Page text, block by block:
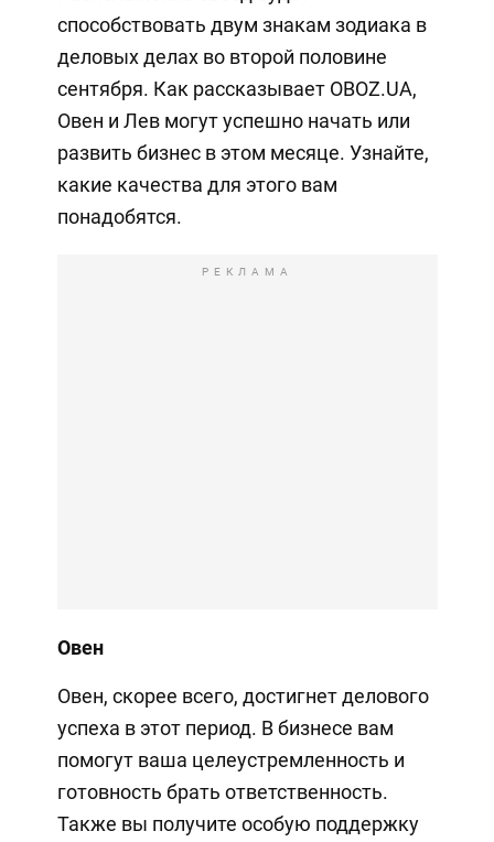
способствовать двум знакам зодиака в
деловых делах во второй половине
сентября. Как рассказывает OBOZ.UA,
Овен и Лев могут успешно начать или
развить бизнес в этом месяце. Узнайте,
какие качества для этого вам
понадобятся.
РЕКЛАМА
Овен
Овен, скорее всего, достигнет делового
успеха в этот период. В бизнесе вам
помогут ваша целеустремленность и
готовность брать ответственность.
Также вы получите особую поддержку